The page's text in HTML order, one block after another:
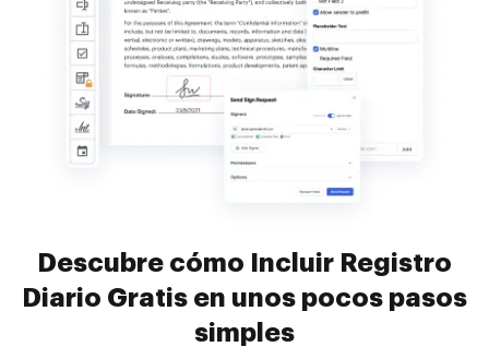
Descubre cómo Incluir Registro
Diario Gratis en unos pocos pasos
simples